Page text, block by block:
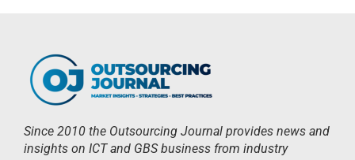
Since 2010 the Outsourcing Journal provides news and
insights on ICT and GBS business from industry